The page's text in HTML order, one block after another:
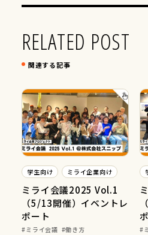
RELATED POST
関連する記事
学生向け ミライ企業向け
ミライ会議2025 Vol.1
（5/13開催）イベントレ
ポート
ミライ会議
働き方